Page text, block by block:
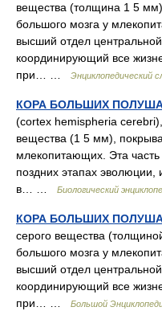
вещества (толщина 1 5
большого мозга у
высший отдел
координирующий все
при… …
Энциклопедический
КОРА БОЛЬШИХ
(cortex hemispheria
вещества (1 5 мм),
млекопитающих. Эта часть
поздних этапах эволюции,
в… …
Биологический
КОРА БОЛЬШИХ
серого вещества
большого мозга у
высший отдел
координирующий все
при… …
Большой